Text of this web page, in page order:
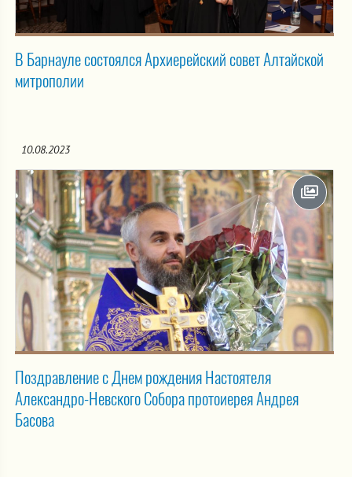
В Барнауле состоялся Архиерейский совет Алтайской
митрополии
10.08.2023
Поздравление с Днем рождения Настоятеля
Александро-Невского Собора протоиерея Андрея
Басова